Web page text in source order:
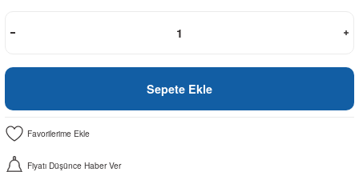
Sepete Ekle
Fiyatı Düşünce Haber Ver